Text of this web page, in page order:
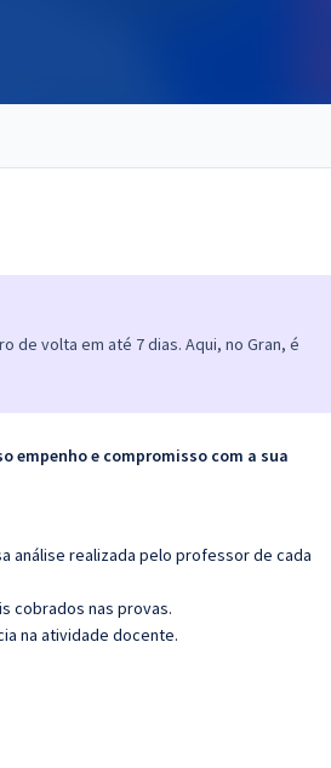
de volta em até 7 dias. Aqui, no Gran, é
empenho e compromisso com a sua
análise realizada pelo professor de cada
cobrados nas provas.
na atividade docente.